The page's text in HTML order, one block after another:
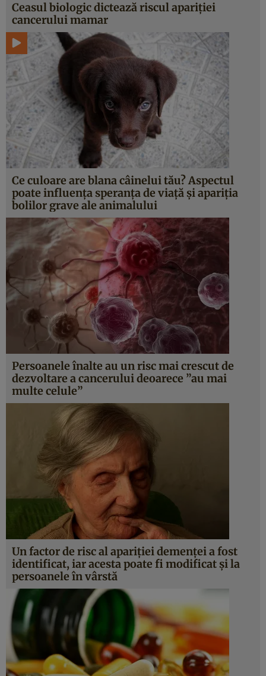
Ceasul biologic dictează riscul apariţiei
cancerului mamar
Ce culoare are blana câinelui tău? Aspectul
poate influenţa speranţa de viaţă şi apariţia
bolilor grave ale animalului
Persoanele înalte au un risc mai crescut de
dezvoltare a cancerului deoarece ”au mai
multe celule”
Un factor de risc al apariţiei demenţei a fost
identificat, iar acesta poate fi modificat şi la
persoanele în vârstă